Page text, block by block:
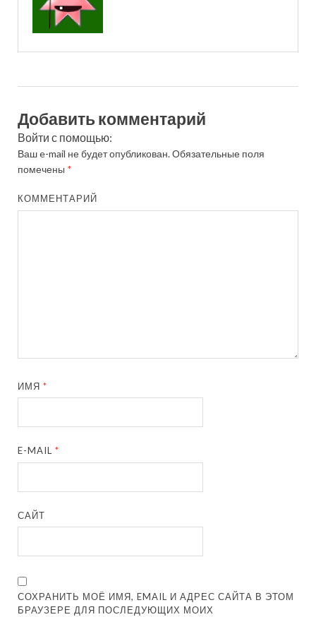
Добавить комментарий
Войти с помощью:
Ваш e-mail не будет опубликован.Обязательные поля
помечены *
КОММЕНТАРИЙ
ИМЯ*
E-MAIL*
САЙТ
СОХРАНИТЬ МОЁ ИМЯ, EMAIL И АДРЕС САЙТА В ЭТОМ
БРАУЗЕРЕ ДЛЯ ПОСЛЕДУЮЩИХ МОИХ